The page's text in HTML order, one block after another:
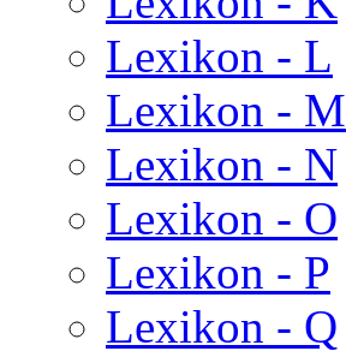
Lexikon - L
Lexikon - M
Lexikon - N
Lexikon - O
Lexikon - P
Lexikon - Q